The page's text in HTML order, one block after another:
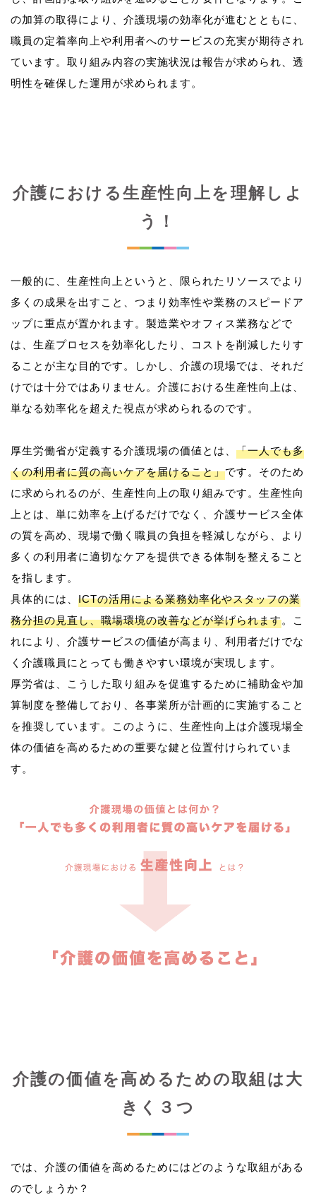
の加算の取得により、介護現場の効率化が進むとともに、
職員の定着率向上や利用者へのサービスの充実が期待され
ています。取り組み内容の実施状況は報告が求められ、透
介護における生産性向上を理解しよ
う！
一般的に、生産性向上というと、限られたリソースでより
多くの成果を出すこと、つまり効率性や業務のスピードア
ップに重点が置かれます。製造業やオフィス業務などで
は、生産プロセスを効率化したり、コストを削減したりす
ることが主な目的です。しかし、介護の現場では、それだ
けでは十分ではありません。介護における生産性向上は、
単なる効率化を超えた視点が求められるのです。
厚生労働省が定義する介護現場の価値とは、 「一人でも多
くの利用者に質の高いケアを届けること」です。そのため
に求められるのが、生産性向上の取り組みです。生産性向
上とは、単に効率を上げるだけでなく、介護サービス全体
の質を高め、現場で働く職員の負担を軽減しながら、より
多くの利用者に適切なケアを提供できる体制を整えること
を指します。
具体的には、 ICTの活用による業務効率化やスタッフの業
務分担の見直し、職場環境の改善などが挙げられます。こ
れにより、介護サービスの価値が高まり、利用者だけでな
く介護職員にとっても働きやすい環境が実現します。
厚労省は、こうした取り組みを促進するために補助金や加
算制度を整備しており、各事業所が計画的に実施すること
を推奨しています。このように、生産性向上は介護現場全
体の価値を高めるための重要な鍵と位置付けられていま
介護の価値を高めるための取組は大
きく３つ
では、介護の価値を高めるためにはどのような取組がある
のでしょうか？